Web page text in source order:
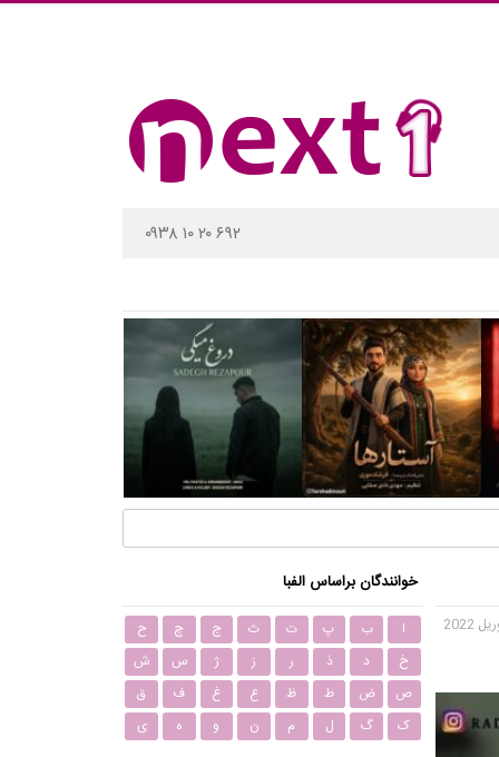
۰۹۳۸ ۱۰ ۲۰ ۶۹۲
خوانندگان براساس الفبا
ا ب پ ت ث ج چ
ح
خ
د ذ ر ز ژ س
ش
ص
ض ط ظ ع غ ف
ق
ک
گ ل م ن و ه ی